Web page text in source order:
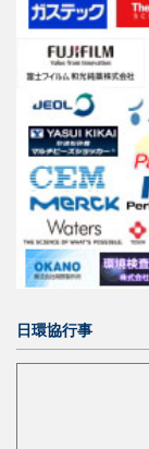
日環協行事